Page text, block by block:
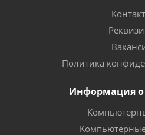
Политика
Информация о